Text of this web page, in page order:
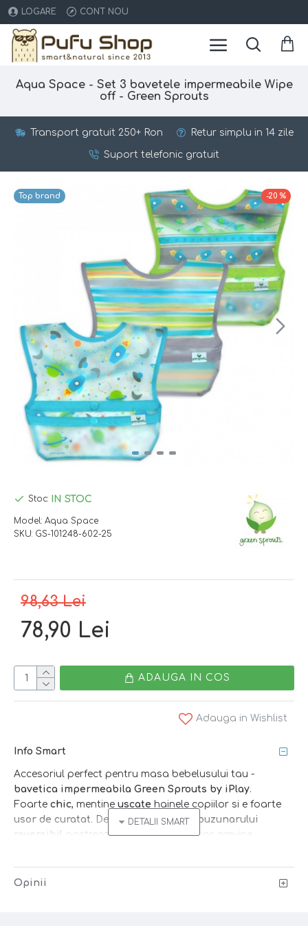
LOGARE CONT NOU
Aqua Space - Set 3 bavetele impermeabile Wipe
off - Green Sprouts
Transport gratuit 250+ Ron Retur simplu in 14 zile
Suport telefonic gratuit
Top brand -20 %
98,63 Lei
78,90 Lei
Stoc: IN STOC
Model: Aqua Space
SKU: GS-101248-602-25
ADAUGA IN COS
Adauga in Wishlist
Info Smart
Accesoriul perfect pentru masa bebelusului tau -
bavetica impermeabila Green Sprouts by iPlay.
Foarte chic, mentine uscate hainele copiilor si e foarte
usor de curatat. Designul ingenios al
buzunarului
reversibil
pastreaza murdaria in interior, previne
podea.Bavetica se ruleaza si se prinde cu capsa -
design ”snap'n go”!
Opinii